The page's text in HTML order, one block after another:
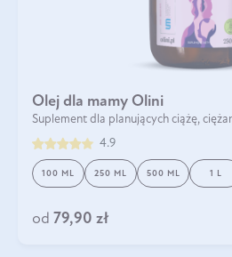
Olej dla mamy Olini
Suplement dla planujących ciążę,
4.9
100 ML 250 ML 500 ML 1 L
od 79,90 zł